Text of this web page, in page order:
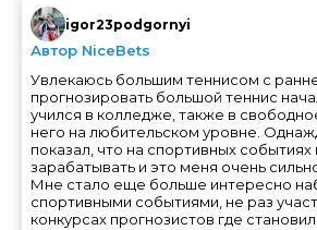
igor23podgornyi
Автор NiceBets
Увлекаюсь большим теннисом с
прогнозировать большой теннис
учился в колледже, также в
него на любительском уровне.
показал, что на спортивных
зарабатывать и это меня очень
Мне стало еще больше интересно
спортивными событиями, не раз
конкурсах прогнозистов где